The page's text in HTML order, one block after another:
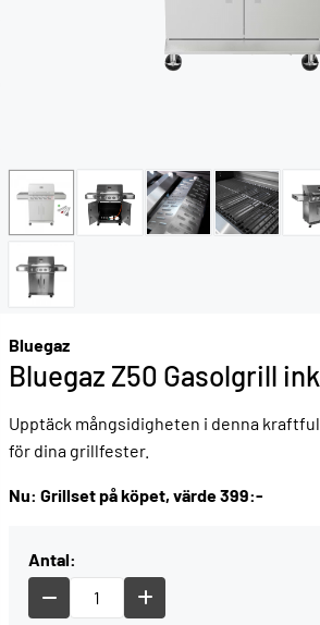
Bluegaz
Bluegaz Z50 Gasolgrill
Upptäck mångsidigheten i denna
för dina grillfester.
Nu: Grillset på köpet, värde 399:-
Antal: